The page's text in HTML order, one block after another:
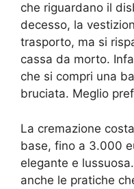
che riguardano il
decesso, la
trasporto, ma si
cassa da morto.
che si compri una
bruciata. Meglio
La cremazione
base, fino a 3.000
elegante e
anche le pratiche